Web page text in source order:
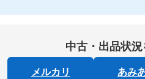
中古・出品状況
メルカリ あみ